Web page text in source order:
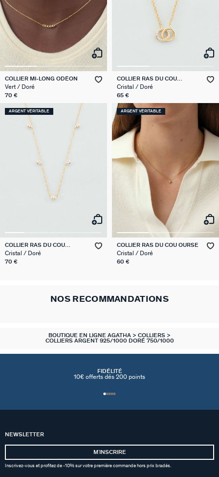
COLLIER MI-LONG ODÉON
Vert / Doré
70 €
COLLIER RAS DU COU
RONDOU
Cristal / Doré
65 €
ARGENT VÉRITABLE
COLLIER RAS DU COU
BRILLANT
Cristal / Doré
70 €
ARGENT VÉRITABLE
COLLIER RAS DU COU OURSE
Cristal / Doré
60 €
NOS RECOMMANDATIONS
BOUTIQUE EN LIGNE AGATHA
COLLIERS
COLLIERS ARGENT 925/1000 DORÉ 750/1000
FIDÉLITÉ
10€ offerts dés 200 points
NEWSLETTER
MʼINSCRIRE
Inscrivez-vous et profitez de -10% sur votre première commande hors prix bradés.